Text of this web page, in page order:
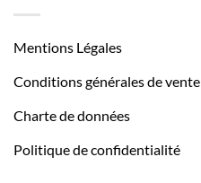
Mentions Légales
Conditions générales de vente
Charte de données
Politique de confidentialité